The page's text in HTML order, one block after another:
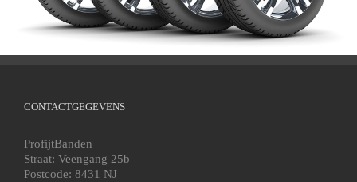
CONTACTGEGEVENS
ProfijtBanden
Straat: Veengang 25b
Postcode: 8431 NJ